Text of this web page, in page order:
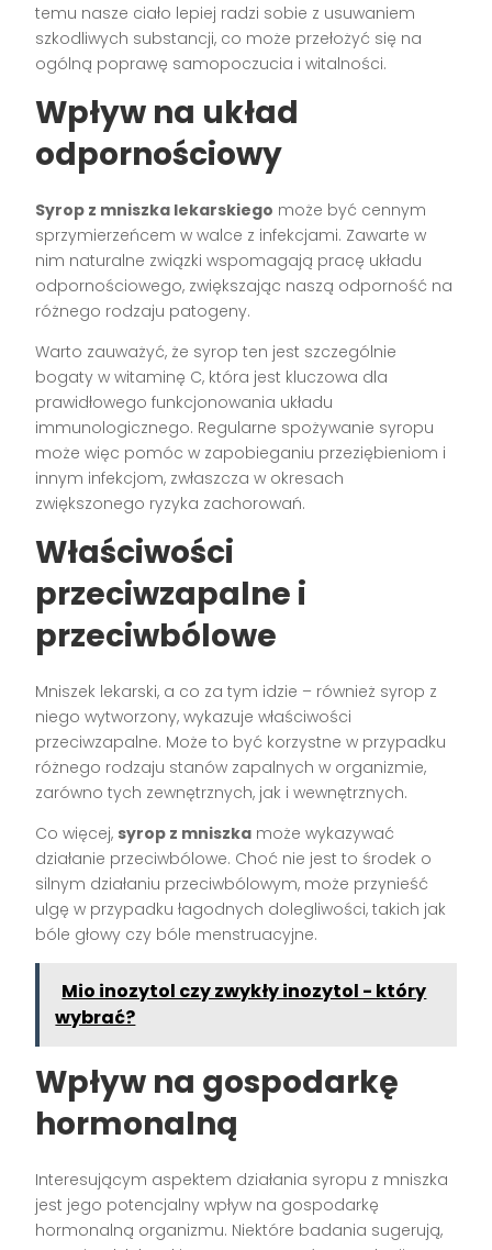
temu nasze ciało lepiej radzi sobie z usuwaniem
szkodliwych substancji, co może przełożyć się na
ogólną poprawę samopoczucia i witalności.
Wpływ na układ
odpornościowy
Syrop z mniszka lekarskiego może być cennym
sprzymierzeńcem w walce z infekcjami. Zawarte w
nim naturalne związki wspomagają pracę układu
odpornościowego, zwiększając naszą odporność na
różnego rodzaju patogeny.
Warto zauważyć, że syrop ten jest szczególnie
bogaty w witaminę C, która jest kluczowa dla
prawidłowego funkcjonowania układu
immunologicznego. Regularne spożywanie syropu
może więc pomóc w zapobieganiu przeziębieniom i
innym infekcjom, zwłaszcza w okresach
zwiększonego ryzyka zachorowań.
Właściwości
przeciwzapalne i
przeciwbólowe
Mniszek lekarski, a co za tym idzie – również syrop z
niego wytworzony, wykazuje właściwości
przeciwzapalne. Może to być korzystne w przypadku
różnego rodzaju stanów zapalnych w organizmie,
zarówno tych zewnętrznych, jak i wewnętrznych.
Co więcej, syrop z mniszka może wykazywać
działanie przeciwbólowe. Choć nie jest to środek o
silnym działaniu przeciwbólowym, może przynieść
ulgę w przypadku łagodnych dolegliwości, takich jak
bóle głowy czy bóle menstruacyjne.
Mio inozytol czy zwykły inozytol - który
wybrać?
Wpływ na gospodarkę
hormonalną
Interesującym aspektem działania syropu z mniszka
jest jego potencjalny wpływ na gospodarkę
hormonalną organizmu. Niektóre badania sugerują,